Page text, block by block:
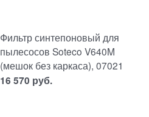
Фильтр синтепоновый для
пылесосов Soteco V640M
(мешок без каркаса), 07021
16 570 руб.